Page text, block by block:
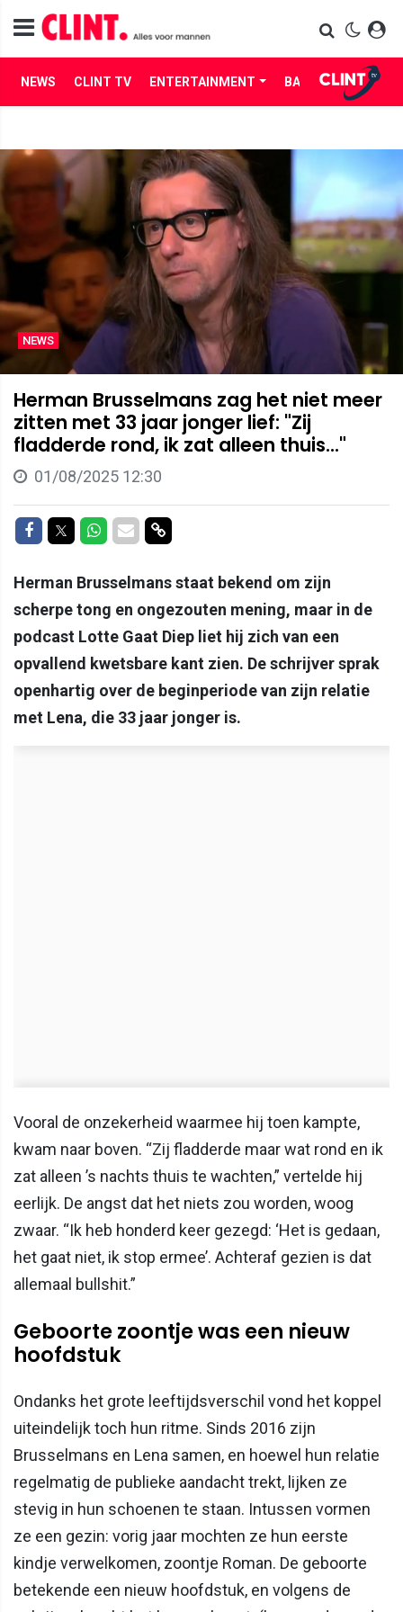
NEWS CLINT TV ENTERTAINMENT BABES LIFE
NEWS
Herman Brusselmans zag het niet meer
zitten met 33 jaar jonger lief: "Zij
fladderde rond, ik zat alleen thuis..."
01/08/2025 12:30
Delen op Facebook
Delen op Twitter
Delen op Whatsapp
Delen via Mail
Delen via link
Herman Brusselmans staat bekend om zijn
scherpe tong en ongezouten mening, maar in de
podcast Lotte Gaat Diep liet hij zich van een
opvallend kwetsbare kant zien. De schrijver sprak
openhartig over de beginperiode van zijn relatie
met Lena, die 33 jaar jonger is.
Vooral de onzekerheid waarmee hij toen kampte,
kwam naar boven. “Zij fladderde maar wat rond en ik
zat alleen ’s nachts thuis te wachten,” vertelde hij
eerlijk. De angst dat het niets zou worden, woog
zwaar. “Ik heb honderd keer gezegd: ‘Het is gedaan,
het gaat niet, ik stop ermee’. Achteraf gezien is dat
allemaal bullshit.”
Geboorte zoontje was een nieuw
hoofdstuk
Ondanks het grote leeftijdsverschil vond het koppel
uiteindelijk toch hun ritme. Sinds 2016 zijn
Brusselmans en Lena samen, en hoewel hun relatie
regelmatig de publieke aandacht trekt, lijken ze
stevig in hun schoenen te staan. Intussen vormen
ze een gezin: vorig jaar mochten ze hun eerste
kindje verwelkomen, zoontje Roman. De geboorte
betekende een nieuw hoofdstuk, en volgens de